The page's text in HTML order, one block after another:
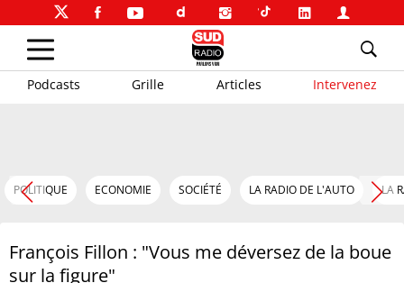
Podcasts Grille Articles Intervenez
POLITIQUE ECONOMIE SOCIÉTÉ LA RADIO DE L'AUTO LA
François Fillon : "Vous me déversez de la boue
sur la figure"